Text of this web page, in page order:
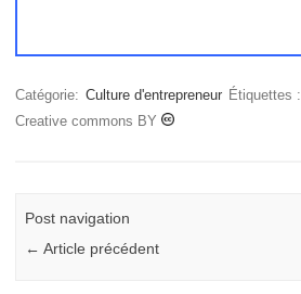
Catégorie: Culture d'entrepreneur Étiquettes :
Creative commons BY
Post navigation
← Article précédent